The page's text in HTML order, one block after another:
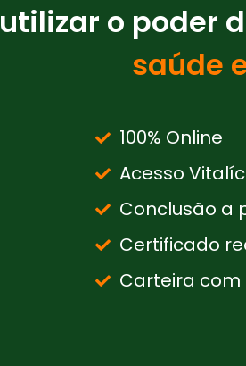
utilizar o poder
saúde
100% Online
Acesso
Conclusão a
Certificado
Carteira